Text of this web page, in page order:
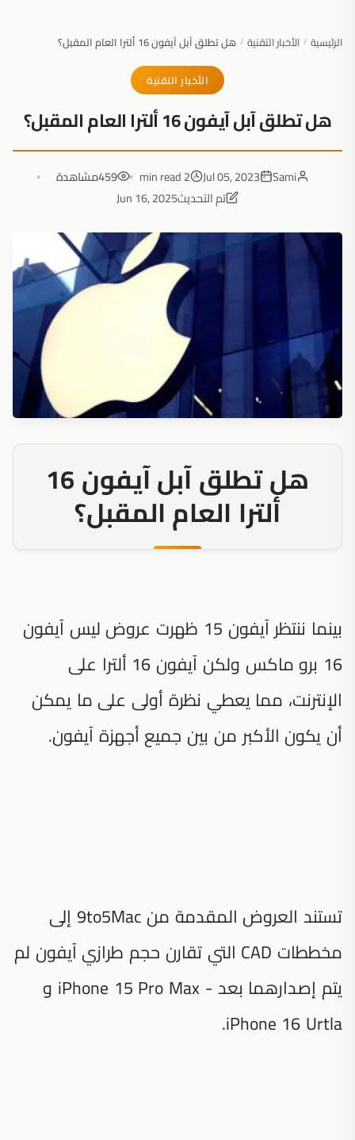
الرئيسية / الأخبار التقنية / هل تطلق آبل آيفون 16 ألترا العام المقبل؟
الأخبار التقنية
هل تطلق آبل آيفون 16 ألترا العام المقبل؟
Sami
Jul 05, 2023
2 min read
459مشاهدة
تم التحديثJun 16, 2025
هل تطلق آبل آيفون 16
ألترا العام المقبل؟
بينما ننتظر آيفون 15 ظهرت عروض ليس آيفون
16 برو ماكس ولكن آيفون 16 ألترا على
الإنترنت، مما يعطي نظرة أولى على ما يمكن
أن يكون الأكبر من بين جميع أجهزة آيفون.
تستند العروض المقدمة من 9to5Mac إلى
مخططات CAD التي تقارن حجم طرازي آيفون لم
يتم إصدارهما بعد - iPhone 15 Pro Max و
iPhone 16 Urtla.